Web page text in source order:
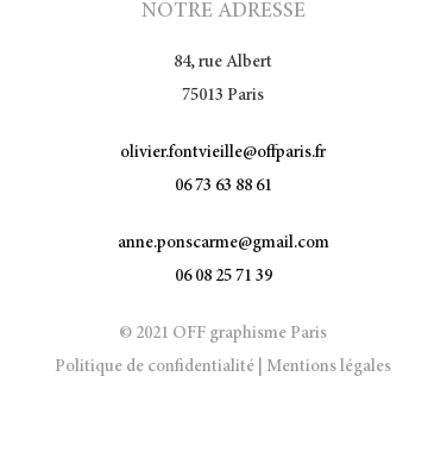
NOTRE ADRESSE
84, rue Albert
75013 Paris
olivier.fontvieille@offparis.fr
06 73 63 88 61
anne.ponscarme@gmail.com
06 08 25 71 39
© 2021 OFF graphisme Paris
Politique de confidentialité |Mentions légales